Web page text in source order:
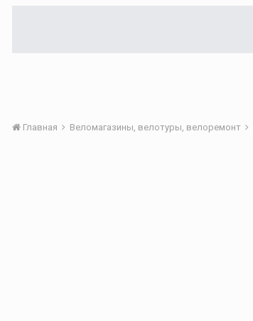
Главная Веломагазины, велотуры, велоремонт